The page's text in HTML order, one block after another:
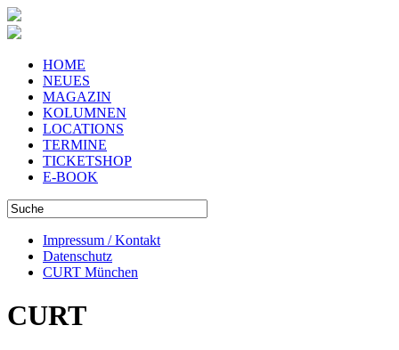
HOME
NEUES
MAGAZIN
KOLUMNEN
LOCATIONS
TERMINE
TICKETSHOP
E-BOOK
Impressum / Kontakt
Datenschutz
CURT München
CURT